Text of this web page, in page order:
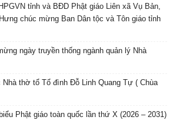
tỉnh và BĐD Phật giáo Liên xã Vụ Bản,
chúc mừng Ban Dân tộc và Tôn giáo tỉnh
ngày truyền thống ngành quản lý Nhà
thờ tổ Tổ đình Đỗ Linh Quang Tự ( Chùa
Phật giáo toàn quốc lần thứ X (2026 – 2031)